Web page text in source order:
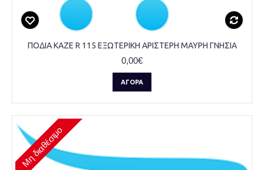
ΠΟΔΙΑ KAZE R 115 ΕΞΩΤΕΡΙΚΗ ΑΡΙΣΤΕΡΗ ΜΑΥΡΗ ΓΝΗΣΙΑ
0,00€
ΑΓΟΡΆ
Μη διαθέσιμο